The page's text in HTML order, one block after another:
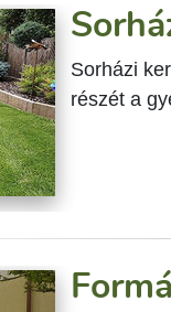
Sorházi
részét a